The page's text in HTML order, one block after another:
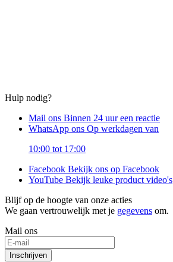
Hulp nodig?
Mail ons Binnen 24 uur een reactie
WhatsApp ons Op werkdagen van
10:00 tot 17:00
Facebook Bekijk ons op Facebook
YouTube Bekijk leuke product video's
Blijf op de hoogte van onze acties
We gaan vertrouwelijk met je gegevens om.
Mail ons
Inschrijven